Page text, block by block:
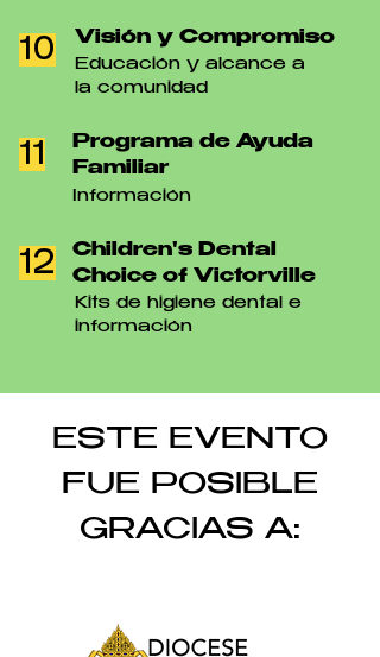
10 Visión y Compromiso
Educación y alcance a
la comunidad
11
Programa de Ayuda
Familiar
Información
12
Children's Dental
Choice of Victorville
Kits de higiene dental e
información
ESTE EVENTO
FUE POSIBLE
GRACIAS A: